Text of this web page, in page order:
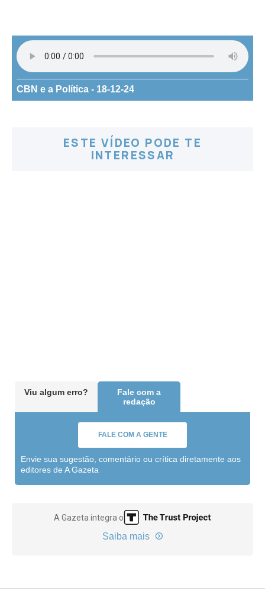
CBN e a Política - 18-12-24
ESTE VÍDEO PODE TE
INTERESSAR
Viu algum erro?
Fale com a
redação
FALE COM A GENTE
Envie sua sugestão, comentário ou crítica diretamente aos
editores de A Gazeta
A Gazeta integra o
Saiba mais